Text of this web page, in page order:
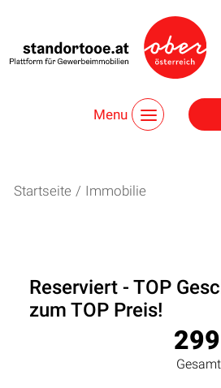
Menu
Startseite / Immobilie
Reserviert - TOP
zum TOP Preis!